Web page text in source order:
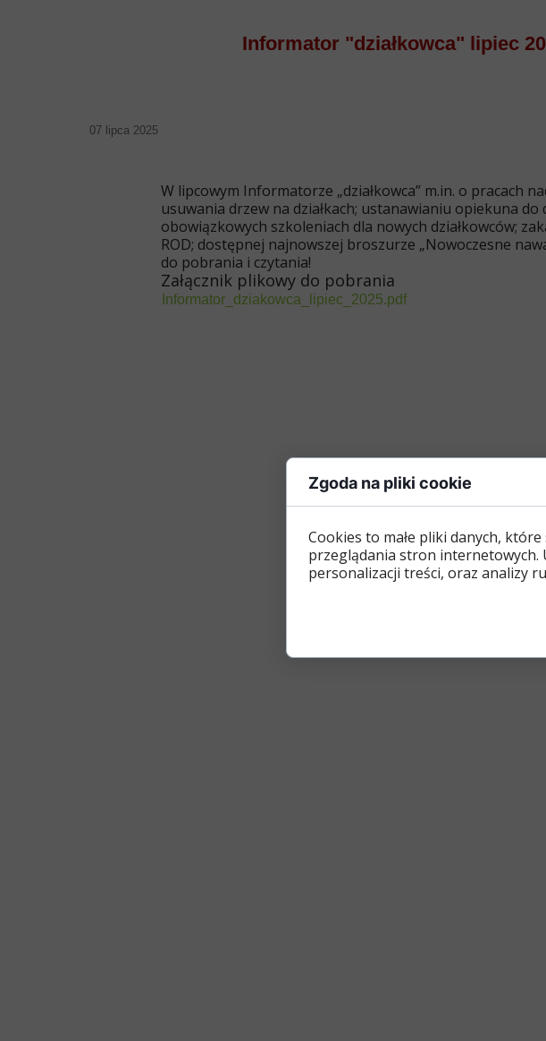
07 lipca 2025
W lipcowym Informatorze „działkowca” m.in. o pracach
usuwania drzew na działkach; ustanawianiu opiekuna do
obowiązkowych szkoleniach dla nowych działkowców;
ROD; dostępnej najnowszej broszurze „Nowoczesne
do pobrania i czytania!
Załącznik plikowy do pobrania
Informator_dziakowca_lipiec_2025.pdf
Informator "działkowca" lipiec
Zgoda na pliki cookie
Cookies to małe pliki danych,
przeglądania stron internetowych.
personalizacji treści, oraz analizy